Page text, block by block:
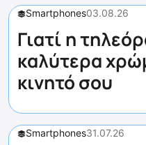
Smartphones03.08.26
Γιατί η
καλύτερα
κινητό σου
Smartphones31.07.26